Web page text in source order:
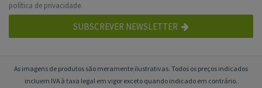
política de privacidade.
SUBSCREVER NEWSLETTER
As imagens de produtos são meramente ilustrativas. Todos os preços indicados
incluem IVA à taxa legal em vigor exceto quando indicado em contrário.